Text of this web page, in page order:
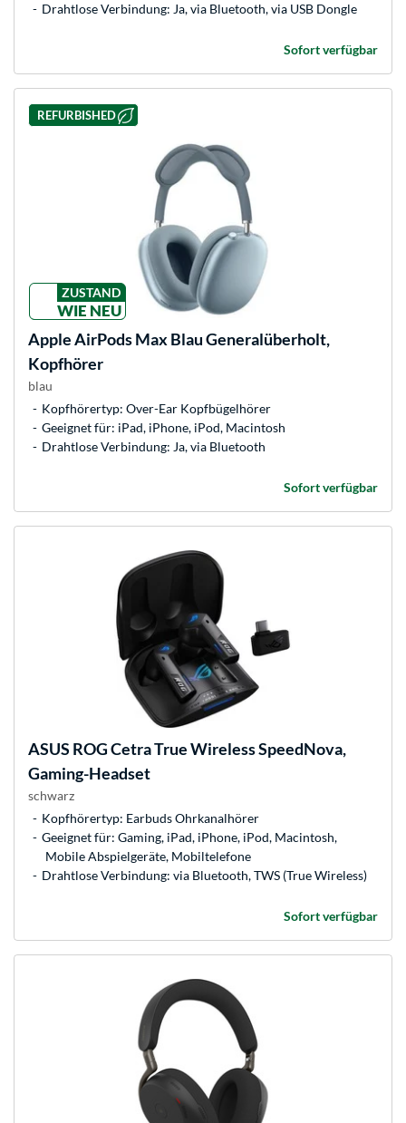
Drahtlose Verbindung: Ja, via Bluetooth, via USB Dongle
Sofort verfügbar
REFURBISHED
ZUSTAND
WIE NEU
AppleAirPods Max Blau Generalüberholt,
Kopfhörer
blau
Kopfhörertyp: Over-Ear Kopfbügelhörer
Geeignet für: iPad, iPhone, iPod, Macintosh
Drahtlose Verbindung: Ja, via Bluetooth
Sofort verfügbar
ASUS ROG Cetra True Wireless SpeedNova,
Gaming-Headset
schwarz
Kopfhörertyp: Earbuds Ohrkanalhörer
Geeignet für: Gaming, iPad, iPhone, iPod, Macintosh,
Mobile Abspielgeräte, Mobiltelefone
Drahtlose Verbindung: via Bluetooth, TWS (True Wireless)
Sofort verfügbar